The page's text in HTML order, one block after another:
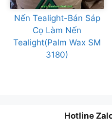
Nến Tealight-Bán Sáp
Cọ Làm Nến
Tealight(Palm Wax SM
3180)
Hotline